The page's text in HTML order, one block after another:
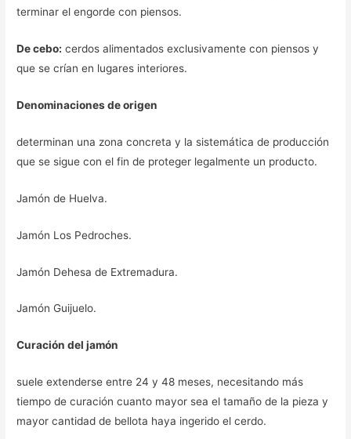
terminar el engorde con piensos.
De cebo: cerdos alimentados exclusivamente con piensos y
que se crían en lugares interiores.
Denominaciones de origen
determinan una zona concreta y la sistemática de producción
que se sigue con el fin de proteger legalmente un producto.
Jamón de Huelva.
Jamón Los Pedroches.
Jamón Dehesa de Extremadura.
Jamón Guijuelo.
Curación del jamón
suele extenderse entre 24 y 48 meses, necesitando más
tiempo de curación cuanto mayor sea el tamaño de la pieza y
mayor cantidad de bellota haya ingerido el cerdo.